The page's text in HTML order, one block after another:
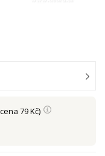
79 Kč)